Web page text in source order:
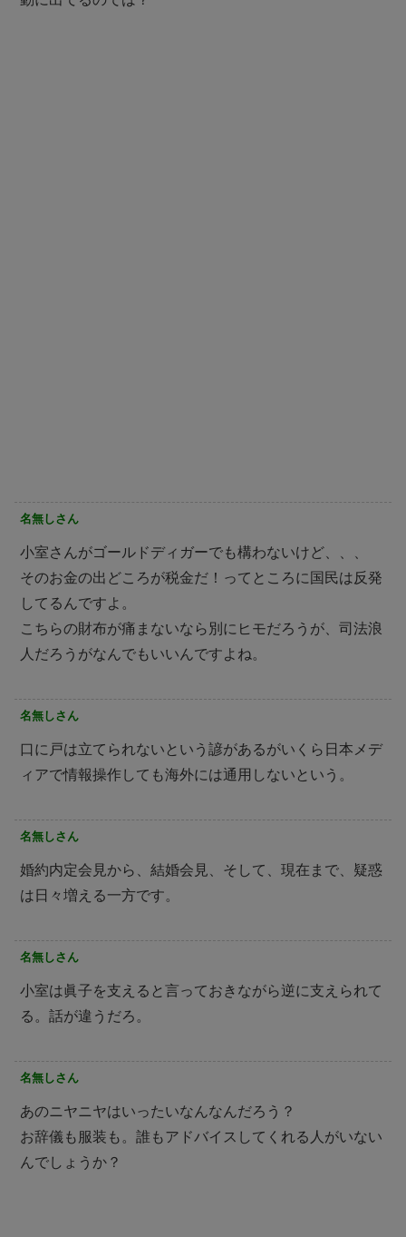
名無しさん
小室さんがゴールドディガーでも構わないけど、、、
そのお金の出どころが税金だ！ってところに国民は反発
してるんですよ。
こちらの財布が痛まないなら別にヒモだろうが、司法浪
人だろうがなんでもいいんですよね。
名無しさん
口に戸は立てられないという諺があるがいくら日本メデ
ィアで情報操作しても海外には通用しないという。
名無しさん
婚約内定会見から、結婚会見、そして、現在まで、疑惑
は日々増える一方です。
名無しさん
小室は眞子を支えると言っておきながら逆に支えられて
る。話が違うだろ。
名無しさん
あのニヤニヤはいったいなんなんだろう？
お辞儀も服装も。誰もアドバイスしてくれる人がいない
んでしょうか？